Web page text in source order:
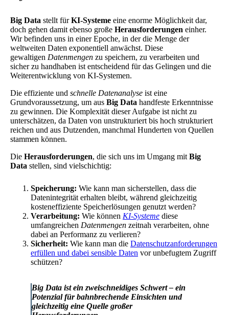
Big Data stellt fürKI-Systeme eine enorme Möglichkeit dar,
doch gehen damit ebenso große Herausforderungen einher.
Wir befinden uns in einer Epoche, in der die Menge der
weltweiten Daten exponentiell anwächst. Diese
gewaltigen Datenmengen zu speichern, zu verarbeiten und
sicher zu handhaben ist entscheidend für das Gelingen und die
Weiterentwicklung von KI-Systemen.
Die effiziente und schnelle Datenanalyse ist eine
Grundvoraussetzung, um aus Big Data handfeste Erkenntnisse
zu gewinnen. Die Komplexität dieser Aufgabe ist nicht zu
unterschätzen, da Daten von unstrukturiert bis hoch strukturiert
reichen und aus Dutzenden, manchmal Hunderten von Quellen
stammen können.
Die Herausforderungen, die sich uns im Umgang mitBig
Data stellen, sind vielschichtig:
Speicherung: Wie kann man sicherstellen, dass die
Datenintegrität erhalten bleibt, während gleichzeitig
kosteneffiziente Speicherlösungen genutzt werden?
Verarbeitung: Wie können KI-Systeme diese
umfangreichen Datenmengen zeitnah verarbeiten, ohne
dabei an Performanz zu verlieren?
Sicherheit: Wie kann man die Datenschutzanforderungen
erfüllen und dabei sensible Daten vor unbefugtem Zugriff
schützen?
Big Data ist ein zweischneidiges Schwert – ein
Potenzial für bahnbrechende Einsichten und
gleichzeitig eine Quelle großer